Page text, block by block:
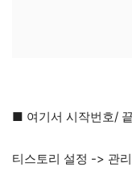
■ 여기서 시작번호/
티스토리 설정 -> 관